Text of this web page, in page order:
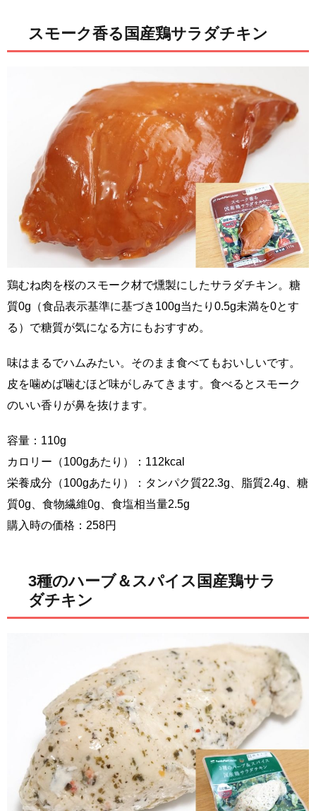
スモーク香る国産鶏サラダチキン
鶏むね肉を桜のスモーク材で燻製にしたサラダチキン。糖
質0g（食品表示基準に基づき100g当たり0.5g未満を0とす
る）で糖質が気になる方にもおすすめ。
味はまるでハムみたい。そのまま食べてもおいしいです。
皮を噛めば噛むほど味がしみてきます。食べるとスモーク
のいい香りが鼻を抜けます。
容量：110g
カロリー（100gあたり）：112kcal
栄養成分（100gあたり）：タンパク質22.3g、脂質2.4g、糖
質0g、食物繊維0g、食塩相当量2.5g
購入時の価格：258円
3種のハーブ＆スパイス国産鶏サラ
ダチキン